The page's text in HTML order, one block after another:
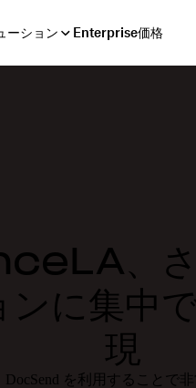
ーション Enterprise価格
、さ
ンに集中
現
DocSend を利用することで